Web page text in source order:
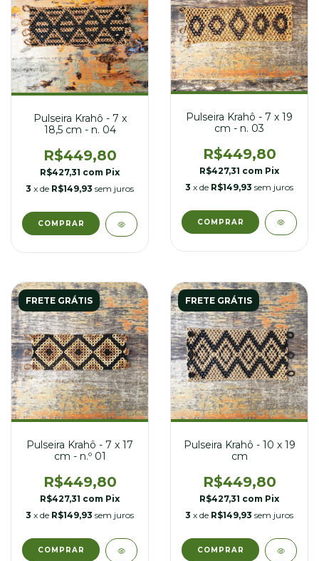
Pulseira Krahô - 7 x
18,5 cm - n. 04
R$449,80
R$427,31 com Pix
3 x de R$149,93 sem juros
Pulseira Krahô - 7 x 19
cm - n. 03
R$449,80
R$427,31 com Pix
3 x de R$149,93 sem juros
FRETE GRÁTIS
Pulseira Krahô - 7 x 17
cm - n.º 01
R$449,80
R$427,31 com Pix
3 x de R$149,93 sem juros
FRETE GRÁTIS
Pulseira Krahô - 10 x 19
cm
R$449,80
R$427,31 com Pix
3 x de R$149,93 sem juros